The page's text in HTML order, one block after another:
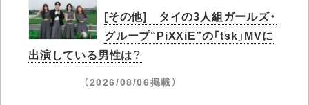
[その他] タイの3人組ガールズ・
グループ“PiXXiE”の「tsk」MVに
出演している男性は？
（2026/08/06掲載）